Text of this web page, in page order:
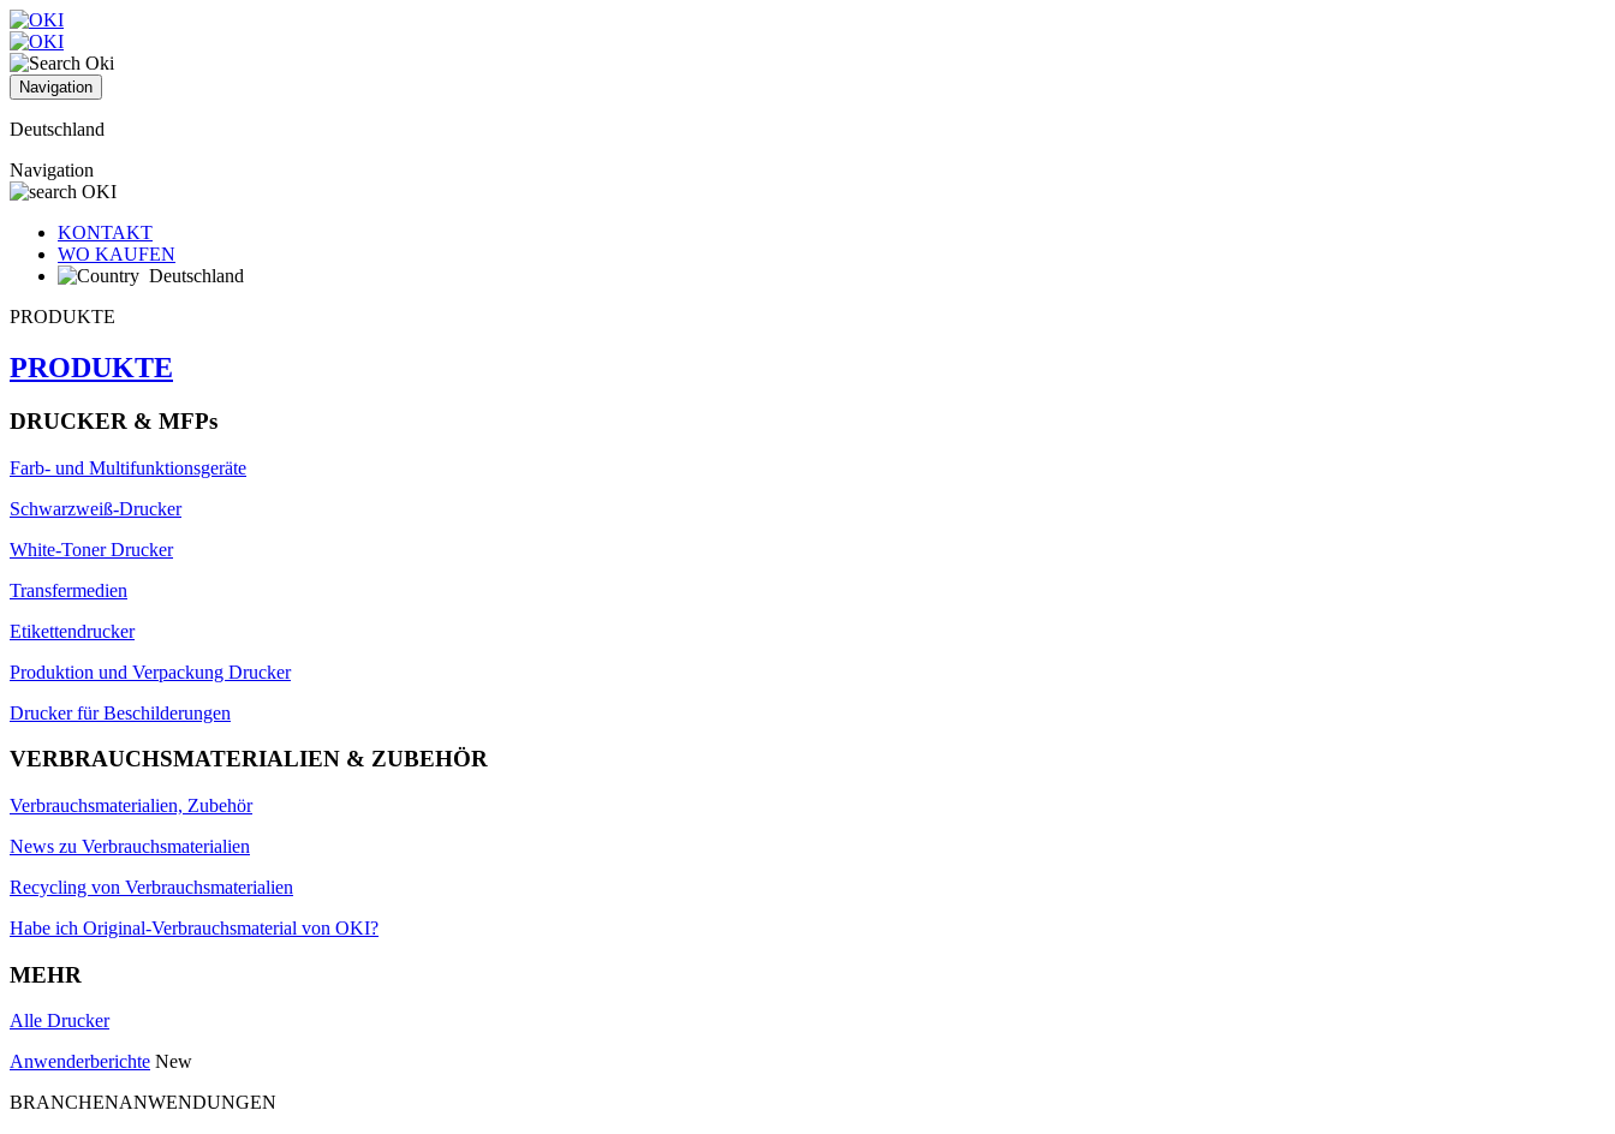
Navigation
Deutschland
Navigation
KONTAKT
WO KAUFEN
Deutschland
PRODUKTE
PRODUKTE
DRUCKER & MFPs
Farb- und Multifunktionsgeräte
Schwarzweiß-Drucker
White-Toner Drucker
Transfermedien
Etikettendrucker
Produktion und Verpackung Drucker
Drucker für Beschilderungen
VERBRAUCHSMATERIALIEN & ZUBEHÖR
Verbrauchsmaterialien, Zubehör
News zu Verbrauchsmaterialien
Recycling von Verbrauchsmaterialien
Habe ich Original-Verbrauchsmaterial von OKI?
MEHR
Alle Drucker
Anwenderberichte New
BRANCHENANWENDUNGEN